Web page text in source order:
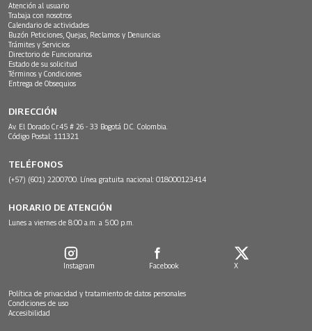
Atención al usuario
Trabaja con nosotros
Calendario de actividades
Buzón Peticiones, Quejas, Reclamos y Denuncias
Trámites y Servicios
Directorio de Funcionarios
Estado de su solicitud
Términos y Condiciones
Entrega de Obsequios
DIRECCIÓN
Av. El Dorado Cr.45 # 26 - 33 Bogotá D.C. Colombia.
Código Postal: 111321
TELÉFONOS
(+57) (601) 2200700. Línea gratuita nacional: 018000123414
HORARIO DE ATENCIÓN
Lunes a viernes de 8:00 a.m. a 5:00 p.m.
Instagram Facebook X
Política de privacidad y tratamiento de datos personales
Condiciones de uso
Accesibilidad